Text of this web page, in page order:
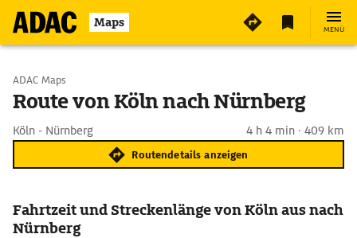
Maps MENÜ
Start wählen
ADAC Maps
Route von Köln nach Nürnberg
Köln - Nürnberg 4 h 4 min · 409 km
Routendetails anzeigen
Fahrtzeit und Streckenlänge von Köln aus nach
Nürnberg